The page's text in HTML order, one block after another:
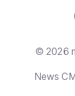
© 2026
News